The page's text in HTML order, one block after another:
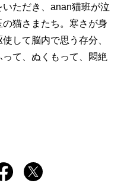
ただき、anan猫班が泣
の猫さまたち。寒さが身
して脳内で思う存分、
て、ぬくもって、悶絶